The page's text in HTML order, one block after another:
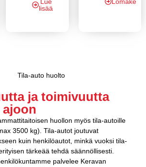
Lue
lisää
Lomake
ja toimivuutta
ajoon
huollon myös tila-autoille
3500 kg). Tila-autot joutuvat
kuin henkilöautot, minkä vuoksi tila-
tärkeää tehdä säännöllisesti.
palvelee Keravan